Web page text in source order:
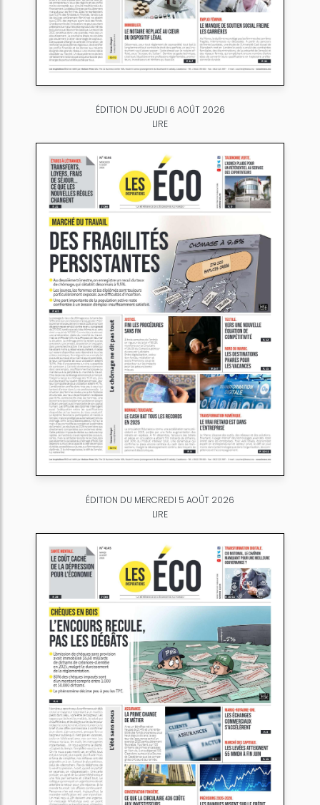
ÉDITION DU JEUDI 6 AOÛT 2026
LIRE
ÉDITION DU MERCREDI 5 AOÛT 2026
LIRE